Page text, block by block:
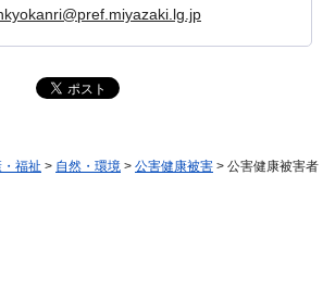
福祉 > 自然・環境 > 公害健康被害 > 公害健康被害者